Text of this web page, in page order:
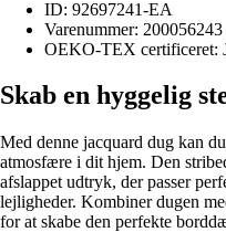
ID: 92697241-EA
Varenummer: 200056243
OEKO-TEX certificeret:
Skab en hyggelig
Med denne jacquard dug kan
atmosfære i dit hjem. Den
afslappet udtryk, der passer
lejligheder. Kombiner dugen
for at skabe den perfekte